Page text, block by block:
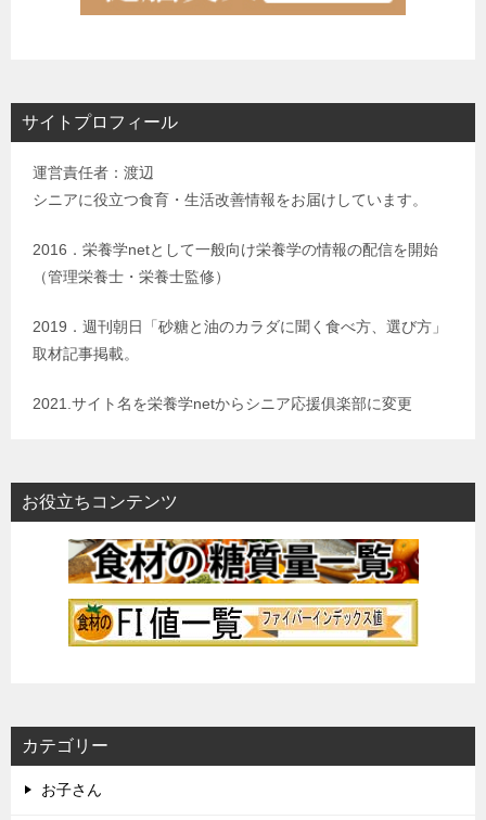
サイトプロフィール
運営責任者：渡辺
シニアに役立つ食育・生活改善情報をお届けしています。
2016．栄養学netとして一般向け栄養学の情報の配信を開始
（管理栄養士・栄養士監修）
2019．週刊朝日「砂糖と油のカラダに聞く食べ方、選び方」
取材記事掲載。
2021.サイト名を栄養学netからシニア応援俱楽部に変更
お役立ちコンテンツ
カテゴリー
お子さん